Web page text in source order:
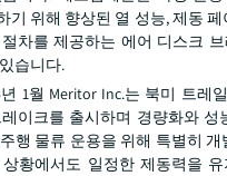
기 위해 향상된 열 성능, 제동 페
차를 제공하는 에어 디스크
습니다.
1월 Meritor Inc.는 북미 트레일
이크를 출시하며 경량화와 성
행 물류 운용을 위해 특별히 개
황에서도 일정한 제동력을